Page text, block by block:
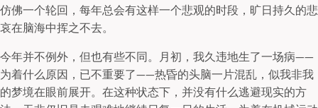
仿佛一个轮回，每年总会有这样一个悲观的时段，旷日持久的悲
哀在脑海中挥之不去。
今年并不例外，但也有些不同。月初，我久违地生了一场病——
为着什么原因，已不重要了——热昏的头脑一片混乱，似我非我
的梦境在眼前展开。在这种状态下，并没有什么逃避现实的方